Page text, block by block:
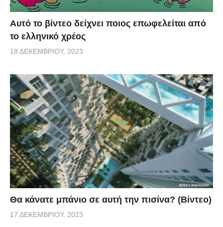
Αυτό το βίντεο δείχνει ποιος επωφελείται από
το ελληνικό χρέος
18 ΔΕΚΕΜΒΡΊΟΥ, 2023
Θα κάνατε μπάνιο σε αυτή την πισίνα? (Βίντεο)
17 ΔΕΚΕΜΒΡΊΟΥ, 2023